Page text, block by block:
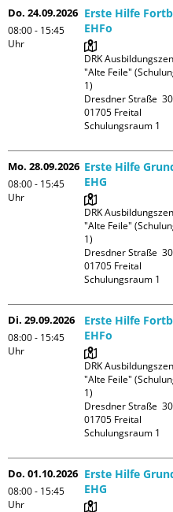
Do. 24.09.2026
08:00 - 15:45
Uhr
Erste Hilfe
EHFo
DRK
"Alte Feile"
1)
Dresdner Straße
01705 Freital
Schulungsraum 1
Mo. 28.09.2026
08:00 - 15:45
Uhr
Erste Hilfe
EHG
DRK
"Alte Feile"
1)
Dresdner Straße
01705 Freital
Schulungsraum 1
Di. 29.09.2026
08:00 - 15:45
Uhr
Erste Hilfe
EHFo
DRK
"Alte Feile"
1)
Dresdner Straße
01705 Freital
Schulungsraum 1
Do. 01.10.2026
08:00 - 15:45
Uhr
Erste Hilfe
EHG